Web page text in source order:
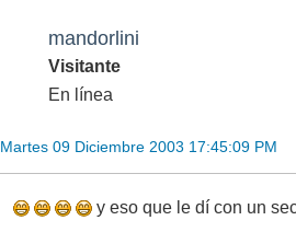
mandorlini
Visitante
En línea
Martes 09 Diciembre 2003 17:45:09 PM
y eso que le dí con un